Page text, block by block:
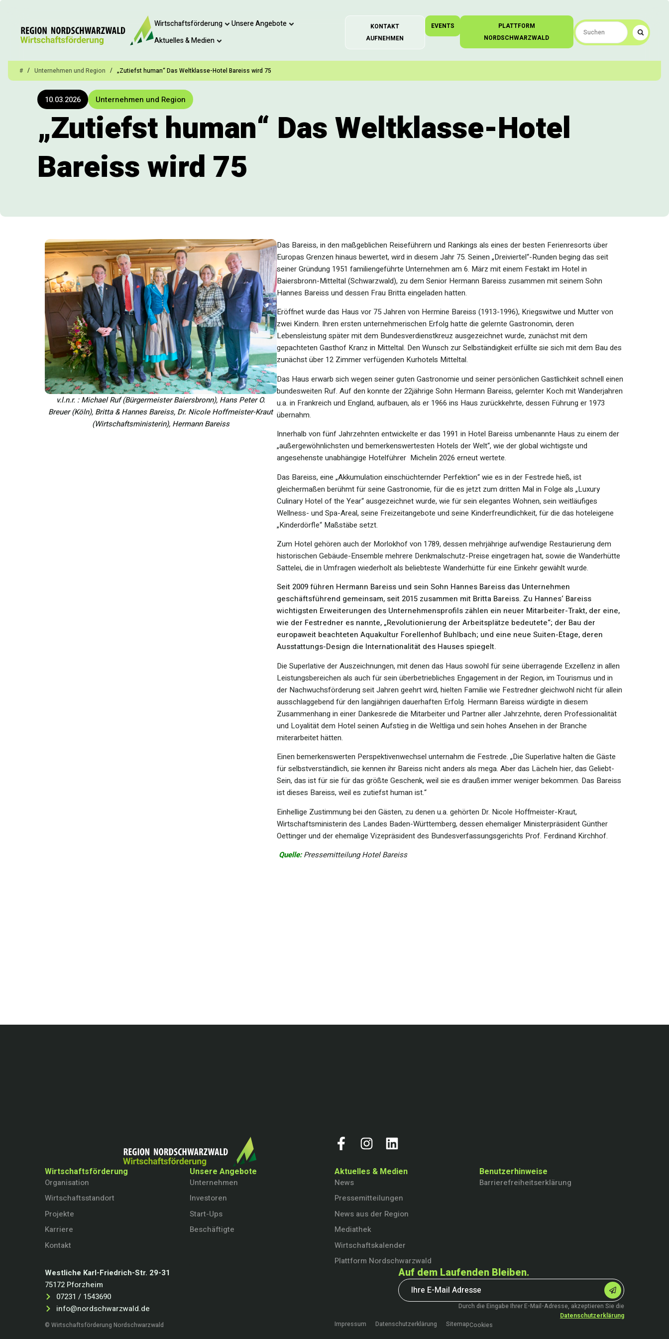
Wirtschaftsförderung
Unsere Angebote
Aktuelles & Medien
KONTAKT
AUFNEHMEN
EVENTS
PLATTFORM
NORDSCHWARZWALD
# / Unternehmen und Region / „Zutiefst human“ Das Weltklasse-Hotel Bareiss wird 75
10.03.2026 Unternehmen und Region
„Zutiefst human“ Das Weltklasse-Hotel
Bareiss wird 75
v.l.n.r. : Michael Ruf (Bürgermeister Baiersbronn), Hans Peter O.
Breuer (Köln), Britta & Hannes Bareiss, Dr. Nicole Hoffmeister-Kraut
(Wirtschaftsministerin), Hermann Bareiss
Das Bareiss, in den maßgeblichen Reiseführern und Rankings als eines der besten Ferienresorts über
Europas Grenzen hinaus bewertet, wird in diesem Jahr 75. Seinen „Dreiviertel“-Runden beging das seit
seiner Gründung 1951 familiengeführte Unternehmen am 6. März mit einem Festakt im Hotel in
Baiersbronn-Mitteltal (Schwarzwald), zu dem Senior Hermann Bareiss zusammen mit seinem Sohn
Hannes Bareiss und dessen Frau Britta eingeladen hatten.
Eröffnet wurde das Haus vor 75 Jahren von Hermine Bareiss (1913-1996), Kriegswitwe und Mutter von
zwei Kindern. Ihren ersten unternehmerischen Erfolg hatte die gelernte Gastronomin, deren
Lebensleistung später mit dem Bundesverdienstkreuz ausgezeichnet wurde, zunächst mit dem
gepachteten Gasthof Kranz in Mitteltal. Den Wunsch zur Selbständigkeit erfüllte sie sich mit dem Bau des
zunächst über 12 Zimmer verfügenden Kurhotels Mitteltal.
Das Haus erwarb sich wegen seiner guten Gastronomie und seiner persönlichen Gastlichkeit schnell einen
bundesweiten Ruf. Auf den konnte der 22jährige Sohn Hermann Bareiss, gelernter Koch mit Wanderjahren
u.a. in Frankreich und England, aufbauen, als er 1966 ins Haus zurückkehrte, dessen Führung er 1973
übernahm.
Innerhalb von fünf Jahrzehnten entwickelte er das 1991 in Hotel Bareiss umbenannte Haus zu einem der
„außergewöhnlichsten und bemerkenswertesten Hotels der Welt“, wie der global wichtigste und
angesehenste unabhängige Hotelführer Michelin 2026 erneut wertete.
Das Bareiss, eine „Akkumulation einschüchternder Perfektion“ wie es in der Festrede hieß, ist
gleichermaßen berühmt für seine Gastronomie, für die es jetzt zum dritten Mal in Folge als „Luxury
Culinary Hotel of the Year“ ausgezeichnet wurde, wie für sein elegantes Wohnen, sein weitläufiges
Wellness- und Spa-Areal, seine Freizeitangebote und seine Kinderfreundlichkeit, für die das hoteleigene
„Kinderdörfle“ Maßstäbe setzt.
Zum Hotel gehören auch der Morlokhof von 1789, dessen mehrjährige aufwendige Restaurierung dem
historischen Gebäude-Ensemble mehrere Denkmalschutz-Preise eingetragen hat, sowie die Wanderhütte
Sattelei, die in Umfragen wiederholt als beliebteste Wanderhütte für eine Einkehr gewählt wurde.
Seit 2009 führen Hermann Bareiss und sein Sohn Hannes Bareiss das Unternehmen
geschäftsführend gemeinsam, seit 2015 zusammen mit Britta Bareiss. Zu Hannes‘ Bareiss
wichtigsten Erweiterungen des Unternehmensprofils zählen ein neuer Mitarbeiter-Trakt, der eine,
wie der Festredner es nannte, „Revolutionierung der Arbeitsplätze bedeutete“; der Bau der
europaweit beachteten Aquakultur Forellenhof Buhlbach; und eine neue Suiten-Etage, deren
Ausstattungs-Design die Internationalität des Hauses spiegelt.
Die Superlative der Auszeichnungen, mit denen das Haus sowohl für seine überragende Exzellenz in allen
Leistungsbereichen als auch für sein überbetriebliches Engagement in der Region, im Tourismus und in
der Nachwuchsförderung seit Jahren geehrt wird, hielten Familie wie Festredner gleichwohl nicht für allein
ausschlaggebend für den langjährigen dauerhaften Erfolg. Hermann Bareiss würdigte in diesem
Zusammenhang in einer Dankesrede die Mitarbeiter und Partner aller Jahrzehnte, deren Professionalität
und Loyalität dem Hotel seinen Aufstieg in die Weltliga und sein hohes Ansehen in der Branche
miterarbeitet hätten.
Einen bemerkenswerten Perspektivenwechsel unternahm die Festrede. „Die Superlative halten die Gäste
für selbstverständlich, sie kennen ihr Bareiss nicht anders als mega. Aber das Lächeln hier, das Geliebt-
Sein, das ist für sie für das größte Geschenk, weil sie es draußen immer weniger bekommen. Das Bareiss
ist dieses Bareiss, weil es zutiefst human ist.“
Einhellige Zustimmung bei den Gästen, zu denen u.a. gehörten Dr. Nicole Hoffmeister-Kraut,
Wirtschaftsministerin des Landes Baden-Württemberg, dessen ehemaliger Ministerpräsident Günther
Oettinger und der ehemalige Vizepräsident des Bundesverfassungsgerichts Prof. Ferdinand Kirchhof.
Quelle:Pressemitteilung Hotel Bareiss
Wirtschaftsförderung
Organisation
Wirtschaftsstandort
Projekte
Karriere
Kontakt
Unsere Angebote
Unternehmen
Investoren
Start-Ups
Beschäftigte
Aktuelles & Medien
News
Pressemitteilungen
News aus der Region
Mediathek
Wirtschaftskalender
Plattform Nordschwarzwald
Benutzerhinweise
Barrierefreiheitserklärung
Westliche Karl-Friedrich-Str. 29-31
75172 Pforzheim
07231 / 1543690
info@nordschwarzwald.de
Auf dem Laufenden Bleiben.
Durch die Eingabe Ihrer E-Mail-Adresse, akzeptieren Sie die
Datenschutzerklärung
© Wirtschaftsförderung Nordschwarzwald
Impressum Datenschutzerklärung SitemapCookies